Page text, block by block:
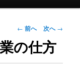
投稿ナビゲーシ
← 前へ 次へ→
の仕方